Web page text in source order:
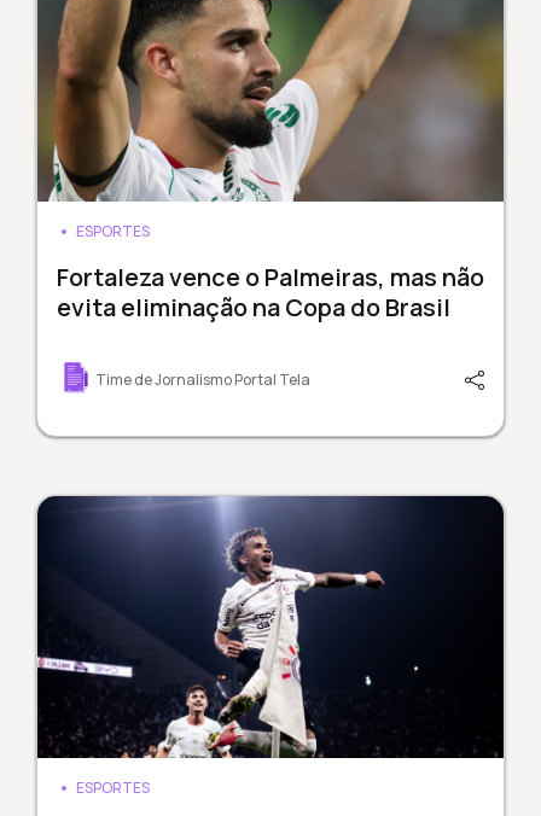
ESPORTES
Fortaleza vence o Palmeiras, mas não
evita eliminação na Copa do Brasil
Time de Jornalismo Portal Tela
ESPORTES